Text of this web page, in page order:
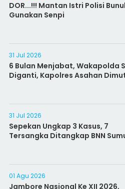
DOR...!!! Mantan Istri Polisi
Gunakan Senpi
31 Jul 2026
6 Bulan Menjabat, Wakapolda
Diganti, Kapolres Asahan
31 Jul 2026
Sepekan Ungkap 3 Kasus, 7
Tersangka Ditangkap BNN
01 Agu 2026
Jambore Nasional Ke XII 2026,